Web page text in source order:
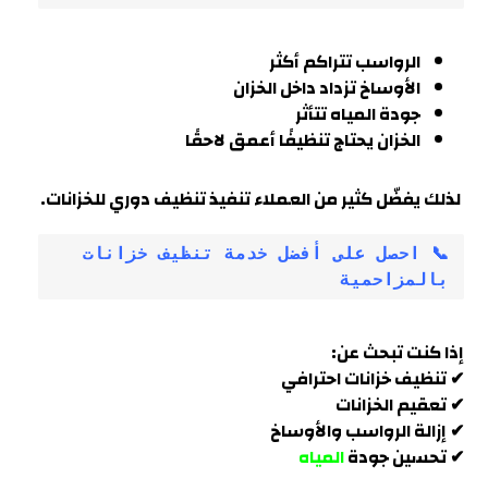
الرواسب تتراكم أكثر
الأوساخ تزداد داخل الخزان
جودة المياه تتأثر
الخزان يحتاج تنظيفًا أعمق لاحقًا
لذلك يفضّل كثير من العملاء تنفيذ تنظيف دوري للخزانات.
بالمزاحمية
إذا كنت تبحث عن:
✔ تنظيف خزانات احترافي
✔ تعقيم الخزانات
✔ إزالة الرواسب والأوساخ
✔ تحسين جودةالمياه